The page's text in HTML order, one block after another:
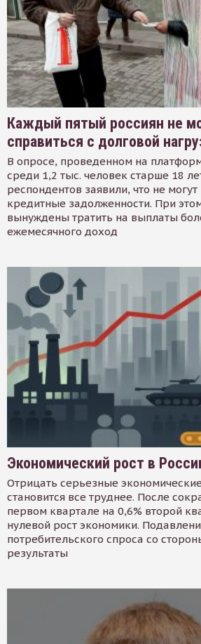
Каждый пятый россиян не
справиться с долговой
В опросе, проведенном на
среди 1,2 тыс. человек старше 18
респондентов заявили, что не
кредитные задолженности. При
вынуждены тратить на выплаты
ежемесячного доход
Экономический рост в
Отрицать серьезные
становится все труднее. После
первом квартале на 0,6% второй
нулевой рост экономики.
потребительского спроса со
результаты